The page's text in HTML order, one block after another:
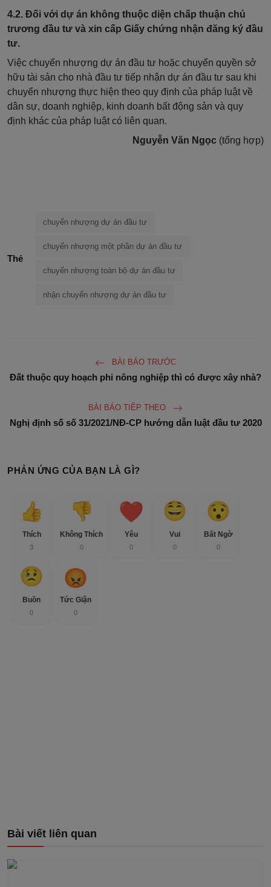
4.2. Đối với dự án không thuộc diện chấp thuận chủ
trương đầu tư và xin cấp Giấy chứng nhận đăng ký đầu
tư.
Việc chuyển nhượng dự án đầu tư hoặc chuyển quyền sở
hữu tài sản cho nhà đầu tư tiếp nhận dự án đầu tư sau khi
chuyển nhượng thực hiện theo quy định của pháp luật về
dân sự, doanh nghiệp, kinh doanh bất động sản và quy
định khác của pháp luật có liên quan.
Nguyễn Văn Ngọc (tổng hợp)
Thẻ
chuyển nhượng dự án đầu tư
chuyển nhượng một phần dự án đầu tư
chuyển nhượng toàn bộ dự án đầu tư
nhận chuyển nhượng dự án đầu tư
BÀI BÁO TRƯỚC
Đất thuộc quy hoạch phi nông nghiệp thì có được xây nhà?
BÀI BÁO TIÊP THEO
Nghị định số số 31/2021/NĐ-CP hướng dẫn luật đầu tư 2020
PHẢN ỨNG CỦA BẠN LÀ GÌ?
Thích
3
Không Thích
0
Yêu
0
Vui
0
Bất Ngờ
0
Buồn
0
Tức Giận
0
Bài viết liên quan